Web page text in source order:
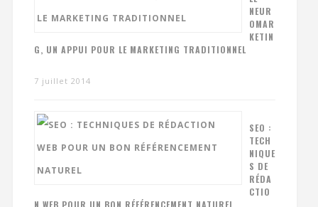
NEUR
OMAR
KETIN
G, UN APPUI POUR LE MARKETING TRADITIONNEL
7 juillet 2014
SEO :
TECH
NIQUE
S DE
RÉDA
CTIO
N WEB POUR UN BON RÉFÉRENCEMENT NATUREL